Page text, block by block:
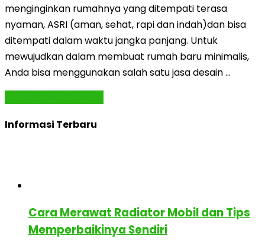
menginginkan rumahnya yang ditempati terasa
nyaman, ASRI (aman, sehat, rapi dan indah)dan bisa
ditempati dalam waktu jangka panjang. Untuk
mewujudkan dalam membuat rumah baru minimalis,
Anda bisa menggunakan salah satu jasa desain …
Informasi Terbaru
Cara Merawat Radiator Mobil dan Tips
Memperbaikinya Sendiri